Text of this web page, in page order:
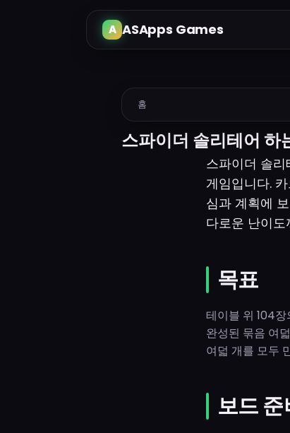
ASApps Games
홈
스파이더 솔리테어 하
스파이더 솔
게임입니다.
심과 계획에
다로운 난이
목표
테이블 위 104
완성된 묶음 여
여덟 개를 모두
보드